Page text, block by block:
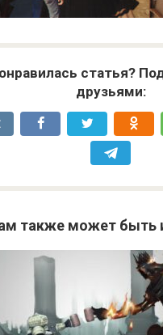
статья?
друзьями:
также может быть